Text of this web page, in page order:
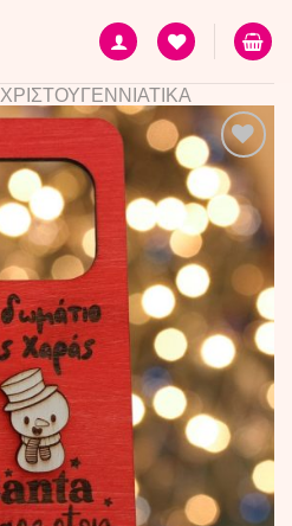
ΧΡΙΣΤΟΥΓΕΝΝΙΑΤΙΚΑ